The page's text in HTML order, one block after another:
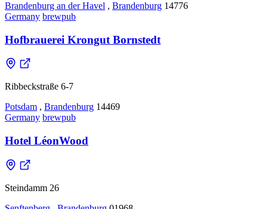
Brandenburg an der Havel , Brandenburg 14776
Germany brewpub
Hofbrauerei Krongut Bornstedt
Ribbeckstraße 6-7
Potsdam , Brandenburg 14469
Germany brewpub
Hotel LéonWood
Steindamm 26